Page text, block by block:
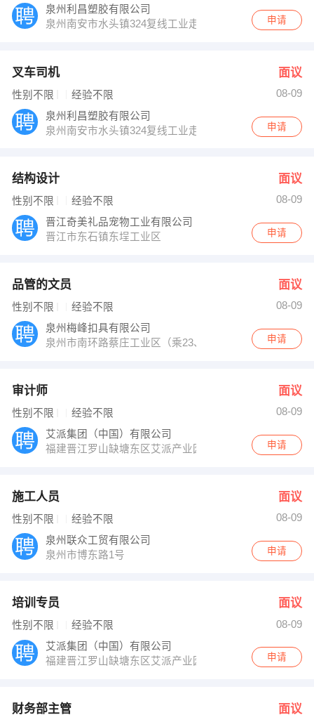
泉州利昌塑胶有限公司
泉州南安市水头镇324复线工业走廊
申请
叉车司机 面议
性别不限 经验不限
08-09
泉州利昌塑胶有限公司
泉州南安市水头镇324复线工业走廊
申请
结构设计 面议
性别不限 经验不限
08-09
晋江奇美礼品宠物工业有限公司
晋江市东石镇东埕工业区
申请
品管的文员 面议
性别不限 经验不限
08-09
泉州梅峰扣具有限公司
泉州市南环路蔡庄工业区（乘23、29路公交车到江南科
申请
审计师 面议
性别不限 经验不限
08-09
艾派集团（中国）有限公司
福建晋江罗山缺塘东区艾派产业园
申请
施工人员 面议
性别不限 经验不限
08-09
泉州联众工贸有限公司
泉州市博东路1号
申请
培训专员 面议
性别不限 经验不限
08-09
艾派集团（中国）有限公司
福建晋江罗山缺塘东区艾派产业园
申请
财务部主管 面议